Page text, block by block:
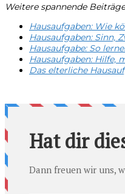
Weitere spannende
Hausaufgaben: Wie
Hausaufgaben: Sinn,
Hausaufgabe: So
Hausaufgaben: Hilfe,
Das elterliche